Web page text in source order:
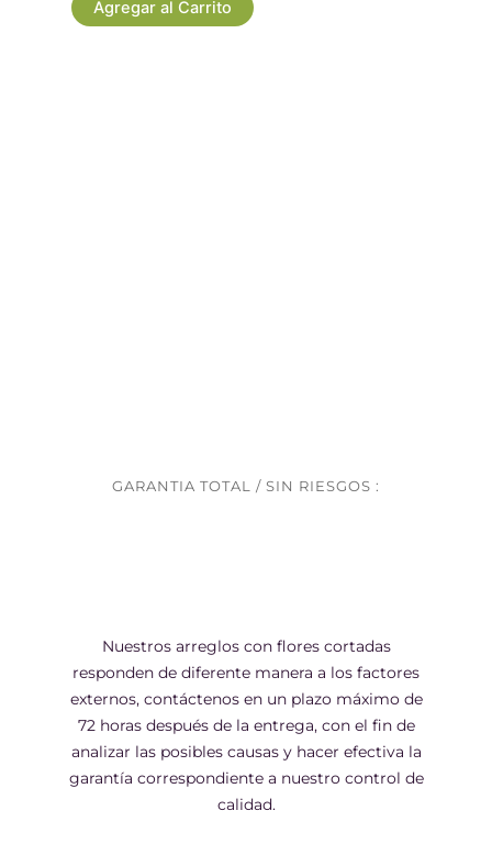
Fucsias
Agregar al Carrito
GARANTIA TOTAL / SIN RIESGOS :
Nuestros arreglos con flores cortadas
responden de diferente manera a los factores
externos, contáctenos en un plazo máximo de
72 horas después de la entrega, con el fin de
analizar las posibles causas y hacer efectiva la
garantía correspondiente a nuestro control de
calidad.